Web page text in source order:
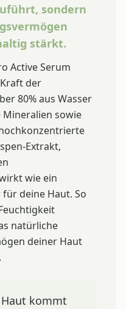
sondern
stärkt.
Active Serum
der
80% aus Wasser
sowie
Extrakt,
wie ein
deine Haut. So
natürliche
deiner Haut
Haut kommt